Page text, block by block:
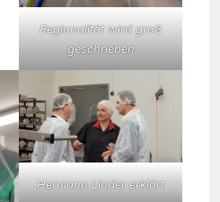
Regionalität wird groß
geschrieben
Hermann Linder erklärt